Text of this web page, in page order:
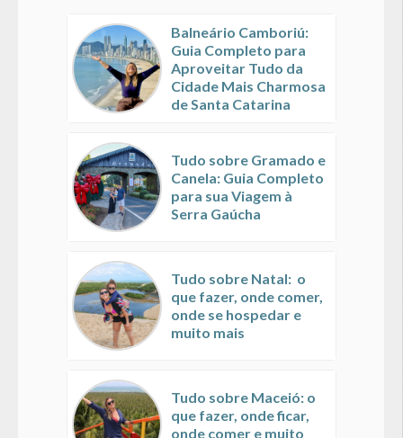
Balneário Camboriú:
Guia Completo para
Aproveitar Tudo da
Cidade Mais Charmosa
de Santa Catarina
Tudo sobre Gramado e
Canela: Guia Completo
para sua Viagem à
Serra Gaúcha
Tudo sobre Natal: o
que fazer, onde comer,
onde se hospedar e
muito mais
Tudo sobre Maceió: o
que fazer, onde ficar,
onde comer e muito